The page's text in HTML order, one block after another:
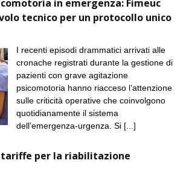
in emergenza: Fimeuc
tecnico per un protocollo unico
I recenti episodi drammatici arrivati alle
cronache registrati durante la gestione di
pazienti con grave agitazione
psicomotoria hanno riacceso l’attenzione
sulle criticità operative che coinvolgono
quotidianamente il sistema
dell’emergenza-urgenza. Si [...]
per la riabilitazione